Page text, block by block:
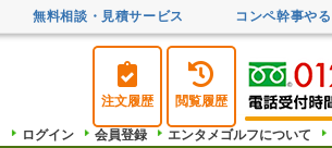
無料相談・見積サービス コンペ幹事や
注文履歴 閲覧履歴
ログイン
会員登録 エンタメゴルフについて